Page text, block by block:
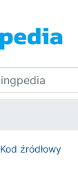
Kod źródłowy